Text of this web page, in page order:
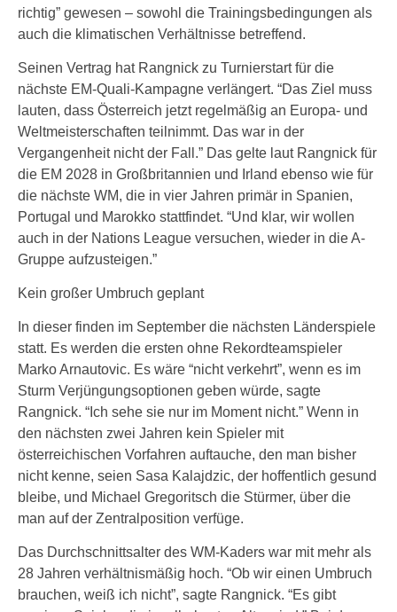
richtig” gewesen – sowohl die Trainingsbedingungen als
auch die klimatischen Verhältnisse betreffend.
Seinen Vertrag hat Rangnick zu Turnierstart für die
nächste EM-Quali-Kampagne verlängert. “Das Ziel muss
lauten, dass Österreich jetzt regelmäßig an Europa- und
Weltmeisterschaften teilnimmt. Das war in der
Vergangenheit nicht der Fall.” Das gelte laut Rangnick für
die EM 2028 in Großbritannien und Irland ebenso wie für
die nächste WM, die in vier Jahren primär in Spanien,
Portugal und Marokko stattfindet. “Und klar, wir wollen
auch in der Nations League versuchen, wieder in die A-
Gruppe aufzusteigen.”
Kein großer Umbruch geplant
In dieser finden im September die nächsten Länderspiele
statt. Es werden die ersten ohne Rekordteamspieler
Marko Arnautovic. Es wäre “nicht verkehrt”, wenn es im
Sturm Verjüngungsoptionen geben würde, sagte
Rangnick. “Ich sehe sie nur im Moment nicht.” Wenn in
den nächsten zwei Jahren kein Spieler mit
österreichischen Vorfahren auftauche, den man bisher
nicht kenne, seien Sasa Kalajdzic, der hoffentlich gesund
bleibe, und Michael Gregoritsch die Stürmer, über die
man auf der Zentralposition verfüge.
Das Durchschnittsalter des WM-Kaders war mit mehr als
28 Jahren verhältnismäßig hoch. “Ob wir einen Umbruch
brauchen, weiß ich nicht”, sagte Rangnick. “Es gibt